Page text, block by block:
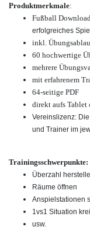
Produktmerkmale:
Fußball
erfolgreiches
inkl.
60 hochwertige
mehrere
mit erfahrenem
64-seitige PDF
direkt aufs Tablet
Vereinslizenz:
und Trainer im
Trainingsschwerpunkte:
Überzahl
Räume öffnen
Anspielstationen
1vs1 Situation
usw.